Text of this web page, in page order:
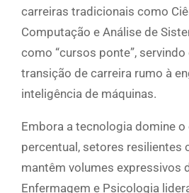
carreiras tradicionais como
Computação e Análise de
como “cursos ponte”,
transição de carreira rumo à
inteligência de máquinas.
Embora a tecnologia domine
percentual, setores resilientes
mantêm volumes expressivos
Enfermagem e Psicologia